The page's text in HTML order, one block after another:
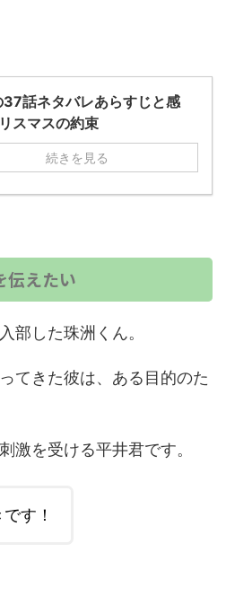
37話ネタバレあらすじと感
スマスの約束
続きを見る
伝えたい
部した珠洲くん。
てきた彼は、ある目的のた
激を受ける平井君です。
す！